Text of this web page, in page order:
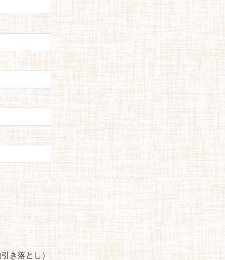
き落とし）